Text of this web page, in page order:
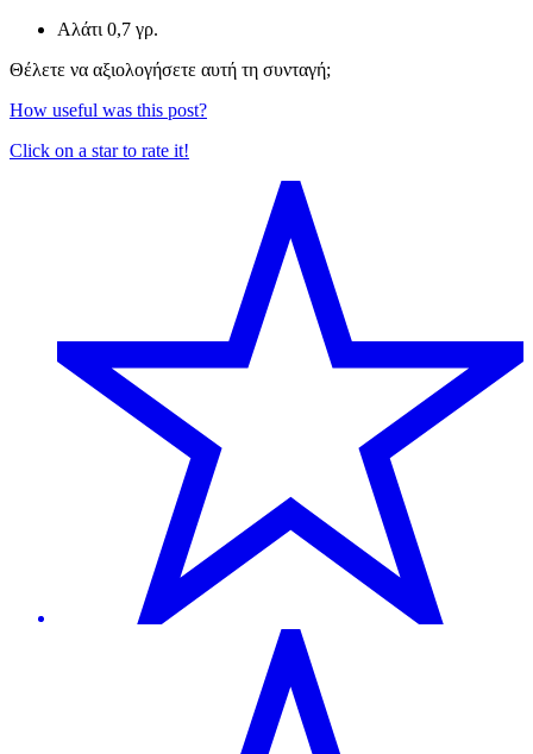
Αλάτι 0,7 γρ.
Θέλετε να αξιολογήσετε αυτή τη συνταγή;
How useful was this post?
Click on a star to rate it!